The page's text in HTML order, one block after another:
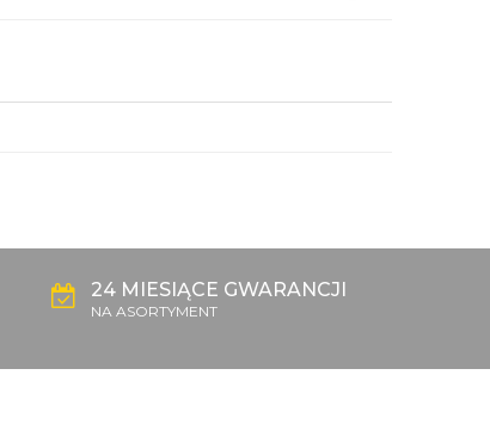
24 MIESIĄCE GWARANCJI
NA ASORTYMENT